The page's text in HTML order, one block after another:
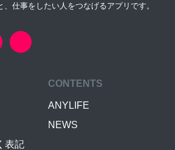
仕事をしたい人をつなげるアプリです。
表記
CONTENTS
ANYLIFE
NEWS